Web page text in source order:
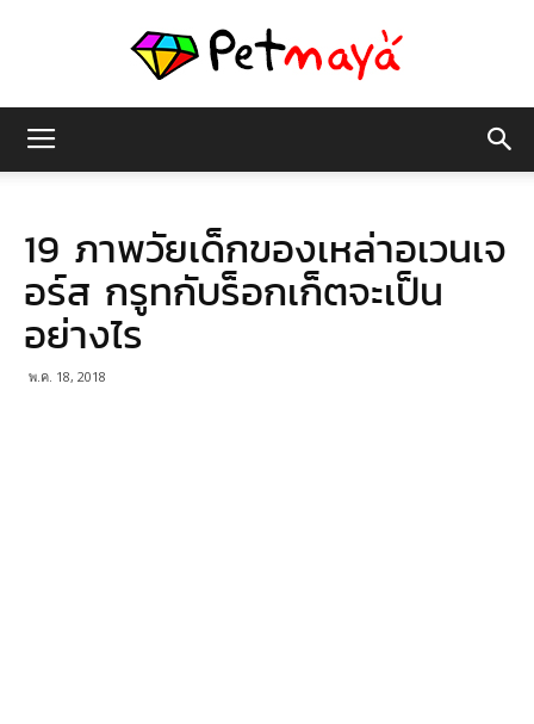
มายา
19 ภาพวัยเด็กของเหล่าอเวนเจ
อร์ส กรูทกับร็อกเก็ตจะเป็น
อย่างไร
พ.ค. 18, 2018